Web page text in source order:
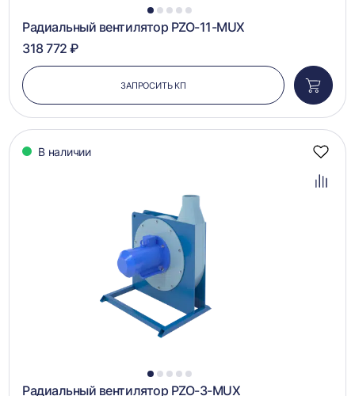
1 2 3 4 5
Радиальный вентилятор PZO-11-MUX
318 772 ₽
ЗАПРОСИТЬ КП
в
В наличии
1 2 3 4 5
Радиальный вентилятор PZO-3-MUX